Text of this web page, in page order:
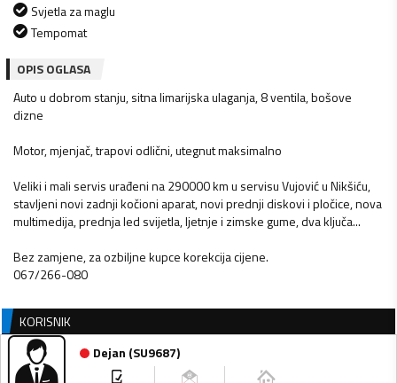
Svjetla za maglu
Tempomat
OPIS OGLASA
Auto u dobrom stanju, sitna limarijska ulaganja, 8 ventila, bošove
dizne
Motor, mjenjač, trapovi odlični, utegnut maksimalno
Veliki i mali servis urađeni na 290000 km u servisu Vujović u Nikšiću,
stavljeni novi zadnji kočioni aparat, novi prednji diskovi i pločice, nova
multimedija, prednja led svijetla, ljetnje i zimske gume, dva ključa...
Bez zamjene, za ozbiljne kupce korekcija cijene.
KORISNIK
Dejan (SU9687)